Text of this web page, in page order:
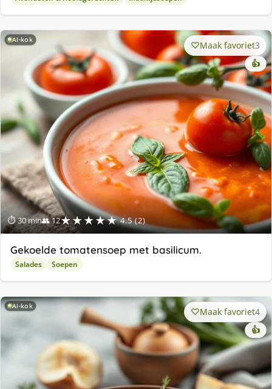
AI-kok
⏱ 30 min👥 12★★★★★ 4.5 (2)
Maak favoriet3
👍
Gekoelde tomatensoep met basilicum.
Salades Soepen
AI-kok Maak favoriet4
👍